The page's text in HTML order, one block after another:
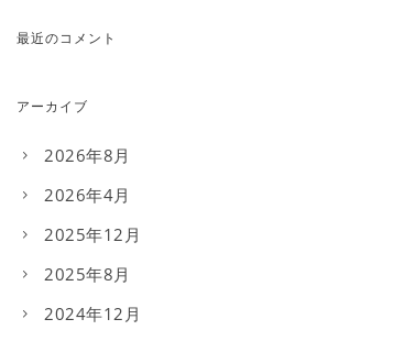
最近のコメント
アーカイブ
2026年8月
2026年4月
2025年12月
2025年8月
2024年12月